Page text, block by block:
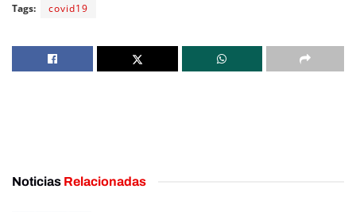
Tags: covid19
Noticias Relacionadas